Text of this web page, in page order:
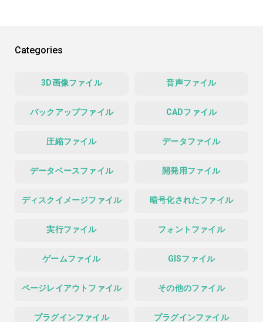
Categories
3D画像ファイル 音声ファイル
バックアップファイル CADファイル
圧縮ファイル データファイル
データベースファイル 開発用ファイル
ディスクイメージファイル 暗号化されたファイル
実行ファイル フォントファイル
ゲームファイル GISファイル
ページレイアウトファイル その他のファイル
プラグインファイル プラグインファイル